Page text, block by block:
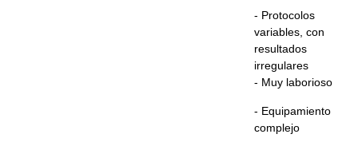
- Protocolos
variables, con
resultados
irregulares
- Muy laborioso
- Equipamiento
complejo